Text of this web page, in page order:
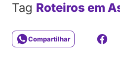
Tag Roteiros em
Compartilhar